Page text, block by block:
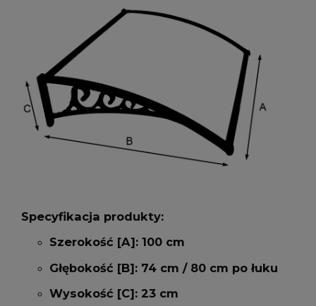
Specyfikacja produkty:
Szerokość [A]: 100 cm
Głębokość [B]: 74 cm / 80 cm po łuku
Wysokość [C]: 23 cm